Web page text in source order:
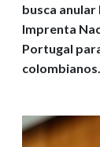
busca
Imprenta
Portugal
colombianos.